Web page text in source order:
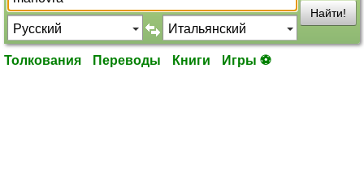
Найти!
Толкования Переводы Книги Игры ⚽